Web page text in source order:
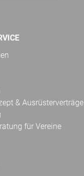
& Ausrüsterverträge
für Vereine